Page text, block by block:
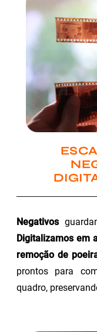
Negativos
Digitalizamos em
remoção de
prontos para
quadro,